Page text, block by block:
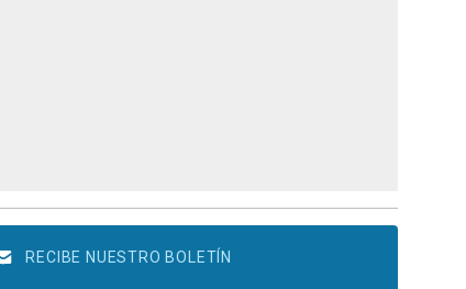
RECIBE NUESTRO BOLETÍN